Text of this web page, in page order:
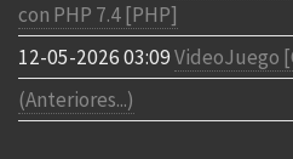
con PHP 7.4 [PHP]
12-05-2026 03:09VideoJuego
(Anteriores...)